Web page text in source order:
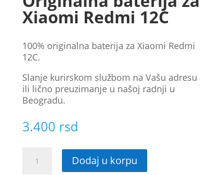
Xiaomi Redmi 12C
100% originalna baterijа za Xiaomi Redmi
12C.
Slanje kurirskom službom na Vašu adresu
ili lično preuzimanje u našoj radnji u
Beogradu.
3.400 rsd
Originalna
baterija
Dodaj u korpu